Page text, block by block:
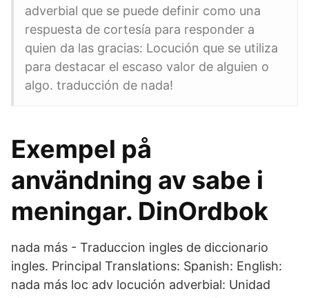
adverbial que se puede definir como una
respuesta de cortesía para responder a
quien da las gracias: Locución que se utiliza
para destacar el escaso valor de alguien o
algo. traducción de nada!
Exempel på
användning av sabe i
meningar. DinOrdbok
nada más - Traduccion ingles de diccionario
ingles. Principal Translations: Spanish: English:
nada más loc adv locución adverbial: Unidad